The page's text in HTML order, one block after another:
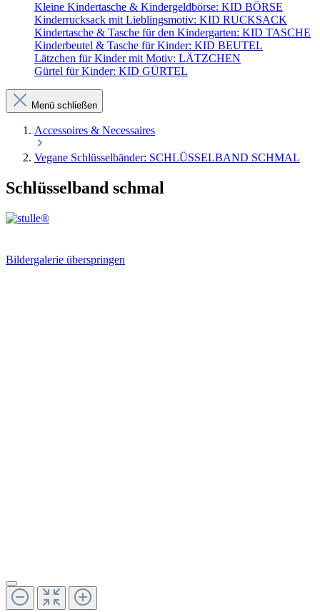
Kleine Kindertasche & Kindergeldbörse: KID BÖRSE
Kinderrucksack mit Lieblingsmotiv: KID RUCKSACK
Kindertasche & Tasche für den Kindergarten: KID TASCHE
Kinderbeutel & Tasche für Kinder: KID BEUTEL
Lätzchen für Kinder mit Motiv: LÄTZCHEN
Gürtel für Kinder: KID GÜRTEL
Menü schließen
Accessoires & Necessaires
Vegane Schlüsselbänder: SCHLÜSSELBAND SCHMAL
Schlüsselband schmal
Bildergalerie überspringen